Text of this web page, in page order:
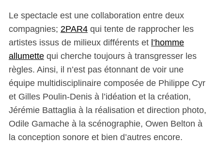
Le spectacle est une collaboration entre deux
compagnies; 2PAR4qui tente de rapprocher les
artistes issus de milieux différents et l’homme
allumettequi cherche toujours à transgresser les
règles. Ainsi, il n’est pas étonnant de voir une
équipe multidisciplinaire composée de Philippe Cyr
et Gilles Poulin-Denis à l’idéation et la création,
Jérémie Battaglia à la réalisation et direction photo,
Odile Gamache à la scénographie, Owen Belton à
la conception sonore et bien d’autres encore.